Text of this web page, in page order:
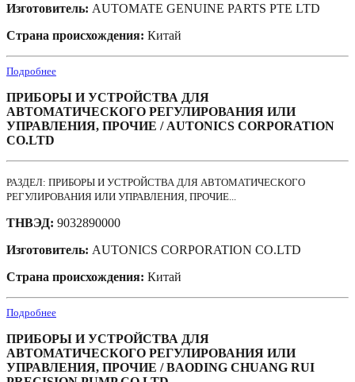
Изготовитель: AUTOMATE GENUINE PARTS PTE LTD
Страна происхождения: Китай
Подробнее
ПРИБОРЫ И УСТРОЙСТВА ДЛЯ
АВТОМАТИЧЕСКОГО РЕГУЛИРОВАНИЯ ИЛИ
УПРАВЛЕНИЯ, ПРОЧИЕ / AUTONICS CORPORATION
CO.LTD
РАЗДЕЛ: ПРИБОРЫ И УСТРОЙСТВА ДЛЯ АВТОМАТИЧЕСКОГО
РЕГУЛИРОВАНИЯ ИЛИ УПРАВЛЕНИЯ, ПРОЧИЕ...
ТНВЭД: 9032890000
Изготовитель: AUTONICS CORPORATION CO.LTD
Страна происхождения: Китай
Подробнее
ПРИБОРЫ И УСТРОЙСТВА ДЛЯ
АВТОМАТИЧЕСКОГО РЕГУЛИРОВАНИЯ ИЛИ
УПРАВЛЕНИЯ, ПРОЧИЕ / BAODING CHUANG RUI